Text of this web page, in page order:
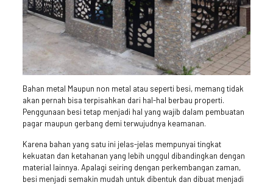
Bahan metal Maupun non metal atau seperti besi, memang tidak
akan pernah bisa terpisahkan dari hal-hal berbau properti.
Penggunaan besi tetap menjadi hal yang wajib dalam pembuatan
pagar maupun gerbang demi terwujudnya keamanan.
Karena bahan yang satu ini jelas-jelas mempunyai tingkat
kekuatan dan ketahanan yang lebih unggul dibandingkan dengan
material lainnya. Apalagi seiring dengan perkembangan zaman,
besi menjadi semakin mudah untuk dibentuk dan dibuat menjadi